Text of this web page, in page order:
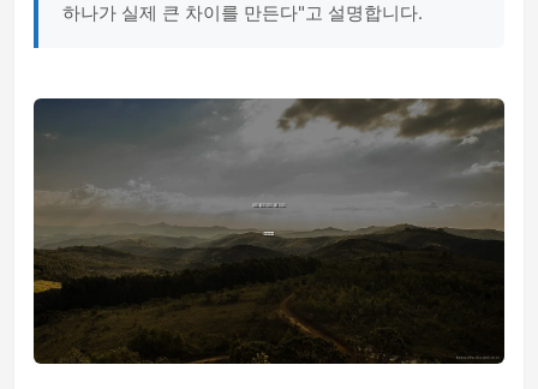
하나가 실제 큰 차이를 만든다"고 설명합니다.